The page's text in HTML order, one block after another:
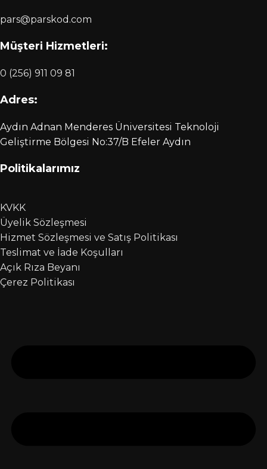
pars@parskod.com
Müşteri Hizmetleri:
0 (256) 911 09 81
Adres:
Aydın Adnan Menderes Üniversitesi Teknoloji
Geliştirme Bölgesi No:37/B Efeler Aydın
Politikalarımız
KVKK
Üyelik Sözleşmesi
Hizmet Sözleşmesi ve Satış Politikası
Teslimat ve İade Koşulları
Açık Rıza Beyanı
Çerez Politikası